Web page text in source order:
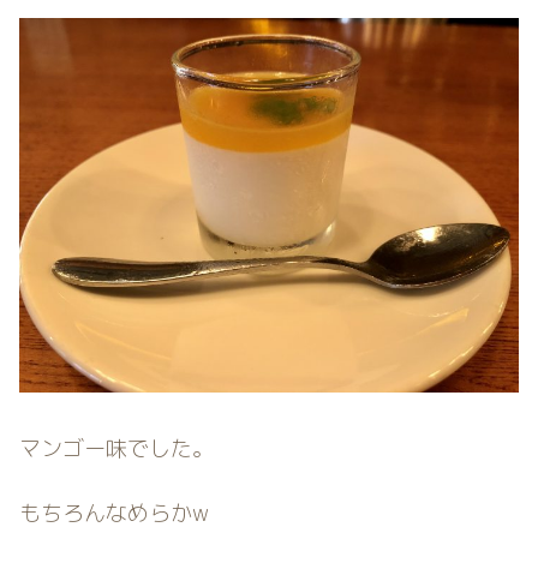
マンゴー味でした。
もちろんなめらかw